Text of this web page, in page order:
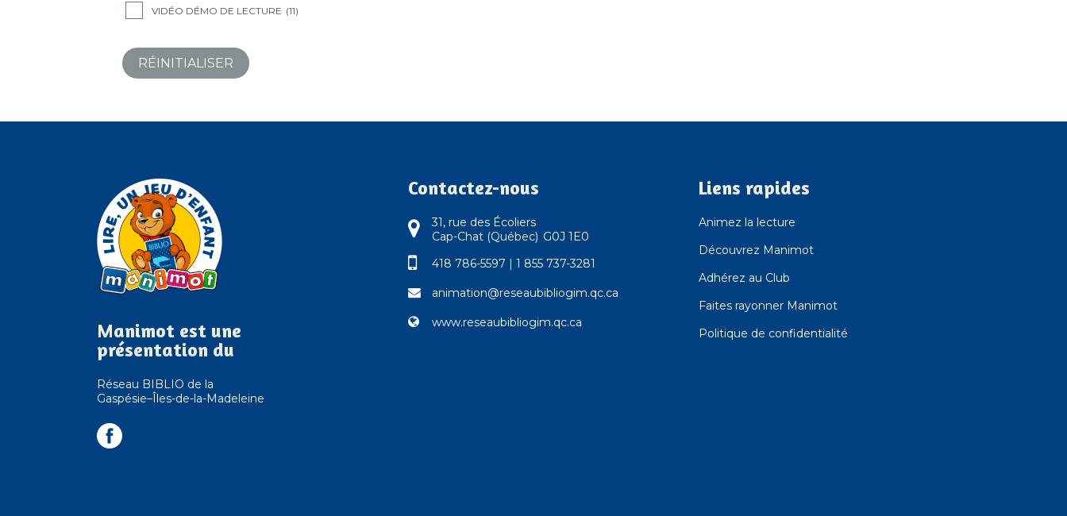
VIDÉO DÉMO DE LECTURE (11)
RÉINITIALISER
Manimot est une
présentation du
Réseau BIBLIO de la
Gaspésie–Îles-de-la-Madeleine
Contactez-nous
31, rue des Écoliers
Cap-Chat (Québec) G0J 1E0
418 786-5597 | 1 855 737-3281
animation@reseaubibliogim.qc.ca
www.reseaubibliogim.qc.ca
Liens rapides
Animez la lecture
Découvrez Manimot
Adhérez au Club
Faites rayonner Manimot
Politique de confidentialité